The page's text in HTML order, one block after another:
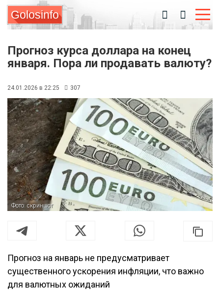
Golosinfo
Прогноз курса доллара на конец
января. Пора ли продавать валюту?
24.01.2026 в 22:25 307
Фото: скриншот
Прогноз на январь не предусматривает
существенного ускорения инфляции, что важно
для валютных ожиданий